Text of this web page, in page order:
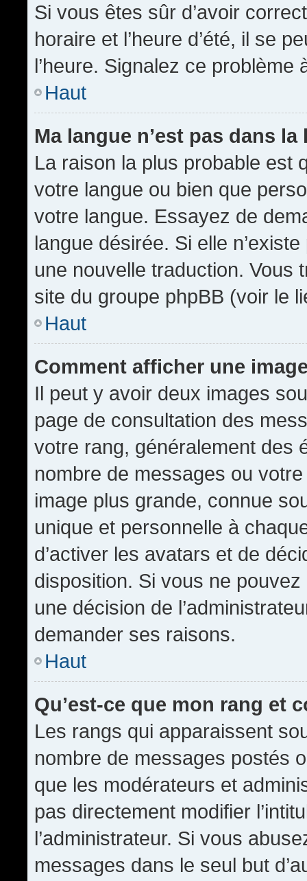
Si vous êtes sûr d’avoir
horaire et l’heure d’été, il se
l’heure. Signalez ce problème
Haut
Ma langue n’est pas dans la
La raison la plus probable est
votre langue ou bien que
votre langue. Essayez de
langue désirée. Si elle
une nouvelle traduction. Vous
site du groupe phpBB (voir le
Haut
Comment afficher une
Il peut y avoir deux images
page de consultation des
votre rang, généralement des
nombre de messages ou
image plus grande, connue
unique et personnelle à
d’activer les avatars et de
disposition. Si vous ne pouvez
une décision de
demander ses raisons.
Haut
Qu’est-ce que mon rang et
Les rangs qui apparaissent
nombre de messages postés
que les modérateurs et
pas directement modifier
l’administrateur. Si vous
messages dans le seul but